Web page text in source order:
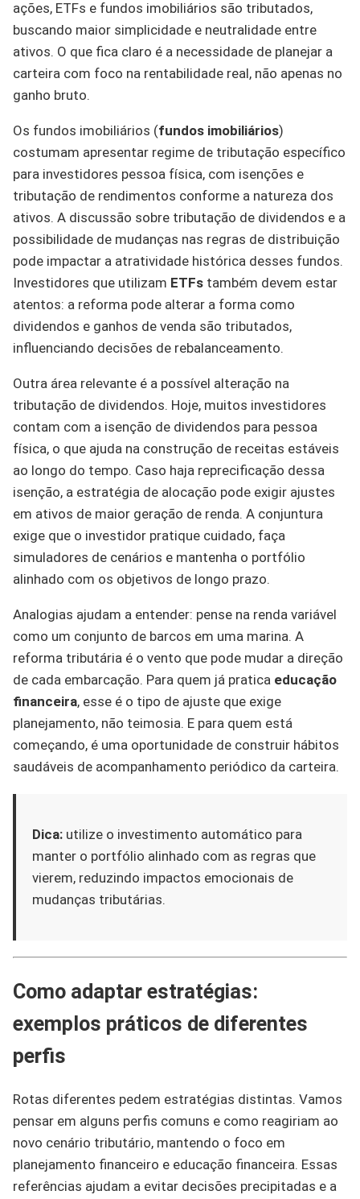
ações, ETFs e fundos imobiliários são tributados,
buscando maior simplicidade e neutralidade entre
ativos. O que fica claro é a necessidade de planejar a
carteira com foco na rentabilidade real, não apenas no
ganho bruto.
Os fundos imobiliários (fundos imobiliários)
costumam apresentar regime de tributação específico
para investidores pessoa física, com isenções e
tributação de rendimentos conforme a natureza dos
ativos. A discussão sobre tributação de dividendos e a
possibilidade de mudanças nas regras de distribuição
pode impactar a atratividade histórica desses fundos.
Investidores que utilizam ETFs também devem estar
atentos: a reforma pode alterar a forma como
dividendos e ganhos de venda são tributados,
influenciando decisões de rebalanceamento.
Outra área relevante é a possível alteração na
tributação de dividendos. Hoje, muitos investidores
contam com a isenção de dividendos para pessoa
física, o que ajuda na construção de receitas estáveis
ao longo do tempo. Caso haja reprecificação dessa
isenção, a estratégia de alocação pode exigir ajustes
em ativos de maior geração de renda. A conjuntura
exige que o investidor pratique cuidado, faça
simuladores de cenários e mantenha o portfólio
alinhado com os objetivos de longo prazo.
Analogias ajudam a entender: pense na renda variável
como um conjunto de barcos em uma marina. A
reforma tributária é o vento que pode mudar a direção
de cada embarcação. Para quem já pratica educação
financeira, esse é o tipo de ajuste que exige
planejamento, não teimosia. E para quem está
começando, é uma oportunidade de construir hábitos
saudáveis de acompanhamento periódico da carteira.
Dica: utilize o investimento automático para
manter o portfólio alinhado com as regras que
vierem, reduzindo impactos emocionais de
mudanças tributárias.
Como adaptar estratégias:
exemplos práticos de diferentes
perfis
Rotas diferentes pedem estratégias distintas. Vamos
pensar em alguns perfis comuns e como reagiriam ao
novo cenário tributário, mantendo o foco em
planejamento financeiro e educação financeira. Essas
referências ajudam a evitar decisões precipitadas e a